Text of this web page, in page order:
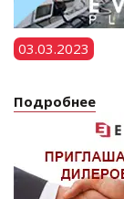
03.03.2023
Подробнее